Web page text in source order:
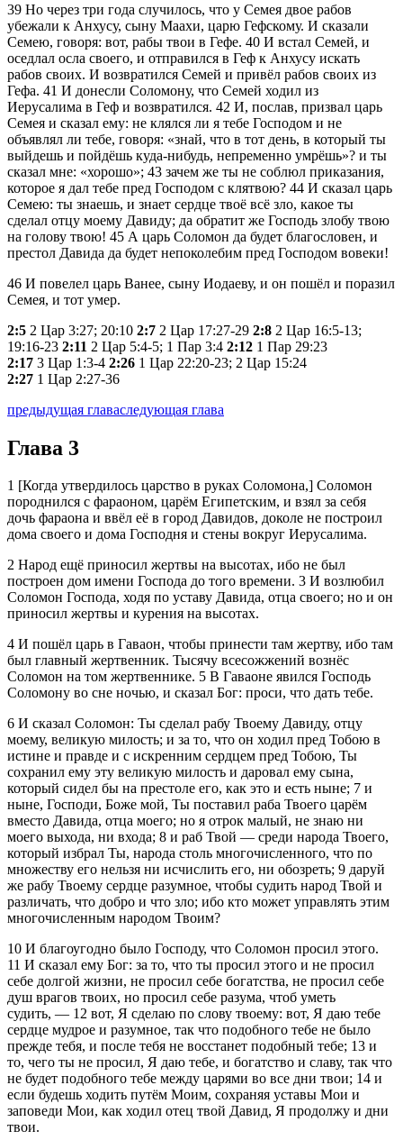
39 Но через три года случилось, что у Семея двое рабов
убежали к Анхусу, сыну Маахи, царю Гефскому. И сказали
Семею, говоря: вот, рабы твои в Гефе. 40 И встал Семей, и
оседлал осла своего, и отправился в Геф к Анхусу искать
рабов своих. И возвратился Семей и привёл рабов своих из
Гефа. 41 И донесли Соломону, что Семей ходил из
Иерусалима в Геф и возвратился. 42 И, послав, призвал царь
Семея и сказал ему: не клялся ли я тебе Господом и не
объявлял ли тебе, говоря:
знай, что в тот день, в который ты
выйдешь и пойдёшь куда-нибудь, непременно умрёшь ? и ты
сказал мне:
хорошо ; 43 зачем же ты не соблюл приказания,
которое я дал тебе пред Господом с клятвою? 44 И сказал царь
Семею: ты знаешь, и знает сердце твоё всё зло, какое ты
сделал отцу моему Давиду; да обратит же Господь злобу твою
на голову твою! 45 А царь Соломон да будет благословен, и
престол Давида да будет непоколебим пред Господом вовеки!
46 И повелел царь Ванее, сыну Иодаеву, и он пошёл и поразил
Семея, и тот умер.
2:5 2 Цар 3:27; 20:10 2:7 2 Цар 17:27-29 2:8 2 Цар 16:5-13;
19:16-23 2:11 2 Цар 5:4-5; 1 Пар 3:4 2:12 1 Пар 29:23
2:17 3 Цар 1:3-4 2:26 1 Цар 22:20-23; 2 Цар 15:24
2:27 1 Цар 2:27-36
предыдущая главаследующая глава
Глава 3
1 [Когда утвердилось царство в руках Соломона,] Соломон
породнился с фараоном, царём Египетским, и взял за себя
дочь фараона и ввёл её в город Давидов, доколе не построил
дома своего и дома Господня и стены вокруг Иерусалима.
2 Народ ещё приносил жертвы на высотах, ибо не был
построен дом имени Господа до того времени. 3 И возлюбил
Соломон Господа, ходя по уставу Давида, отца своего; но и он
приносил жертвы и курения на высотах.
4 И пошёл царь в Гаваон, чтобы принести там жертву, ибо там
был главный жертвенник. Тысячу всесожжений вознёс
Соломон на том жертвеннике. 5 В Гаваоне явился Господь
Соломону во сне ночью, и сказал Бог: проси, что дать тебе.
6 И сказал Соломон: Ты сделал рабу Твоему Давиду, отцу
моему, великую милость; и за то, что он ходил пред Тобою в
истине и правде и с искренним сердцем пред Тобою, Ты
сохранил ему эту великую милость и даровал ему сына,
который сидел бы на престоле его, как это и есть ныне; 7 и
ныне, Господи, Боже мой, Ты поставил раба Твоего царём
вместо Давида, отца моего; но я отрок малый, не знаю ни
моего выхода, ни входа; 8 и раб Твой — среди народа Твоего,
который избрал Ты, народа столь многочисленного, что по
множеству его нельзя ни исчислить его, ни обозреть; 9 даруй
же рабу Твоему сердце разумное, чтобы судить народ Твой и
различать, что добро и что зло; ибо кто может управлять этим
многочисленным народом Твоим?
10 И благоугодно было Господу, что Соломон просил этого.
11 И сказал ему Бог: за то, что ты просил этого и не просил
себе долгой жизни, не просил себе богатства, не просил себе
душ врагов твоих, но просил себе разума, чтоб уметь
судить, — 12 вот, Я сделаю по слову твоему: вот, Я даю тебе
сердце мудрое и разумное, так что подобного тебе не было
прежде тебя, и после тебя не восстанет подобный тебе; 13 и
то, чего ты не просил, Я даю тебе, и богатство и славу, так что
не будет подобного тебе между царями во все дни твои; 14 и
если будешь ходить путём Моим, сохраняя уставы Мои и
заповеди Мои, как ходил отец твой Давид, Я продолжу и дни
твои.